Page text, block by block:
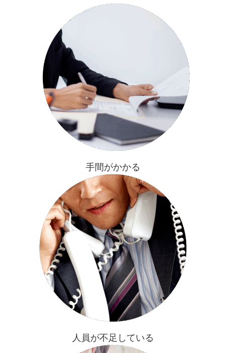
手間がかかる
人員が不足している